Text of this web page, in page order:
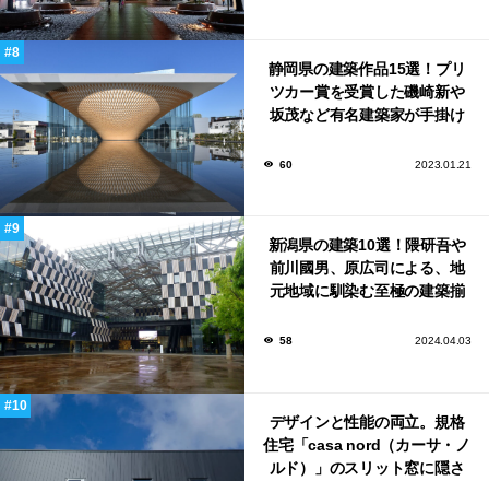
静岡県の建築作品15選！プリ
ツカー賞を受賞した磯崎新や
坂茂など有名建築家が手掛け
60 2023.01.21
新潟県の建築10選！隈研吾や
前川國男、原広司による、地
元地域に馴染む至極の建築揃
58 2024.04.03
デザインと性能の両立。規格
住宅「casa nord（カーサ・ノ
ルド）」のスリット窓に隠さ